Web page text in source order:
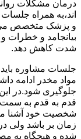
درمان مشکلات
اند،به همراه
و پزشک متخصص می
بیانجامد و خطرات و
شدت کاهش دهد.
جلسات مشاوره
مواد مخدر ادامه
جلوگیری شود.در
قدم به قدم به سمت
شخصیت خود آشنا
زمان بر باشد ولی
شده و هیچگاه به